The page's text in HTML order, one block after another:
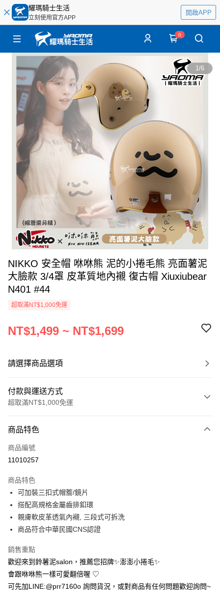
耀瑪騎士生活
立刻使用官方APP
開啟APP
0
1/6
NIKKO 安全帽 咻咻熊 泥的小捲毛熊 亮面薯泥
大臉款 3/4罩 皮革質地內襯 復古帽 Xiuxiubear
N401 #44
超取滿NT$1,000免運
NT$1,499 ~ NT$1,699
請選擇商品選項
付款與運送方式
超取滿NT$1,000免運
信用卡一次付款
超商取貨付款
ATM付款
運送方式
全家取貨付款(安全帽一頂以上請選宅配)
7-11取貨付款(安全帽一頂以上請選宅配)
每筆NT$60，滿NT$1,000(含以上)免運費
商品特色
商品編號
11010257
商品特色
可加裝三扣式帽簷/鏡片
搭配高規格金屬齒排釦環
親膚軟皮革透氣內襯, 三段式可拆洗
商品符合中華民國CNS認證
銷售重點
歡迎來到鈴薯泥salon，推薦您招牌✨澎澎小捲毛✨
會跟咻咻熊一樣可愛翻倍喔‎ ♡
可先加LINE:@prr7160o 詢問貨況，或對商品有任何問題歡迎詢問~